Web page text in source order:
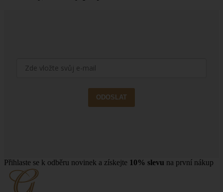
ODOSLAT
Přihlaste se k odběru novinek a získejte 10% slevu na první nákup